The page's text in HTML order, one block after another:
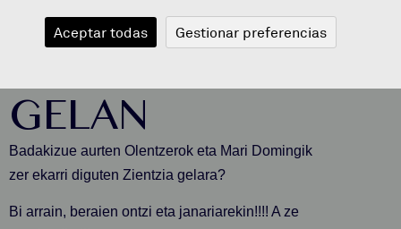
BI LAGUNTXO
BERRI DITUGU
GELAN
Badakizue aurten Olentzerok eta Mari Domingik
zer ekarri diguten Zientzia gelara?
Bi arrain, beraien ontzi eta janariarekin!!!! A ze
Aceptar todas Gestionar preferencias